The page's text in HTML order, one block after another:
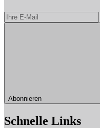
Abonnieren
Schnelle Links